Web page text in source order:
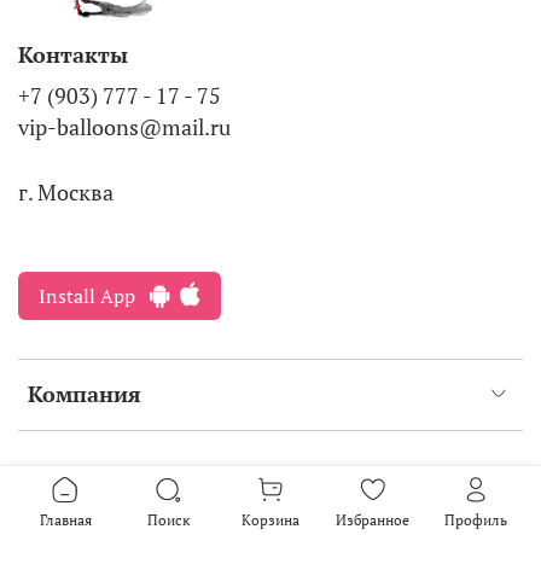
Компания
Контакты
+7 (903) 777 - 17 - 75
vip-balloons@mail.ru
г. Москва
Install App
Интернет-магазин создан на inSales
2016-2026
Главная Поиск Корзина Избранное Профиль